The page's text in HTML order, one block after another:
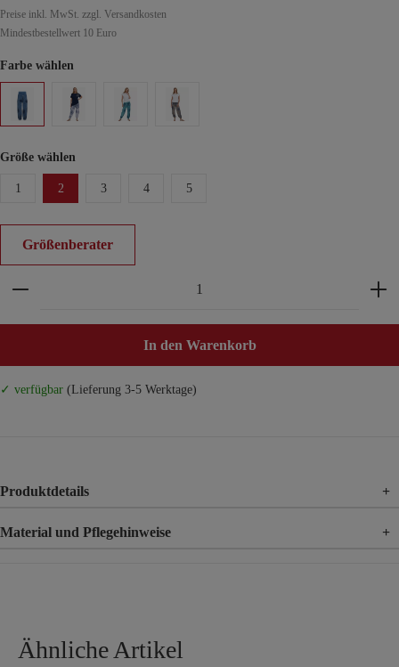
Preise inkl. MwSt. zzgl. Versandkosten
Mindestbestellwert 10 Euro
Farbe wählen
Größe wählen
1 2 3 4 5
Größenberater
Produkt Anzahl: Gib den gewünschten Wert ein
In den Warenkorb
✓ verfügbar (Lieferung 3-5 Werktage)
Produktdetails +
Material und Pflegehinweise +
Ähnliche Artikel